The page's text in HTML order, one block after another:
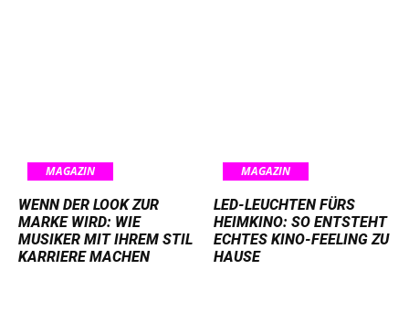
MAGAZIN
WENN DER LOOK ZUR
MARKE WIRD: WIE
MUSIKER MIT IHREM STIL
KARRIERE MACHEN
MAGAZIN
LED-LEUCHTEN FÜRS
HEIMKINO: SO ENTSTEHT
ECHTES KINO-FEELING ZU
HAUSE